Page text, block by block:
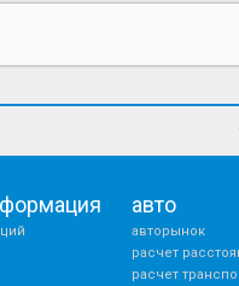
авто
авторынок
расчет
расчет